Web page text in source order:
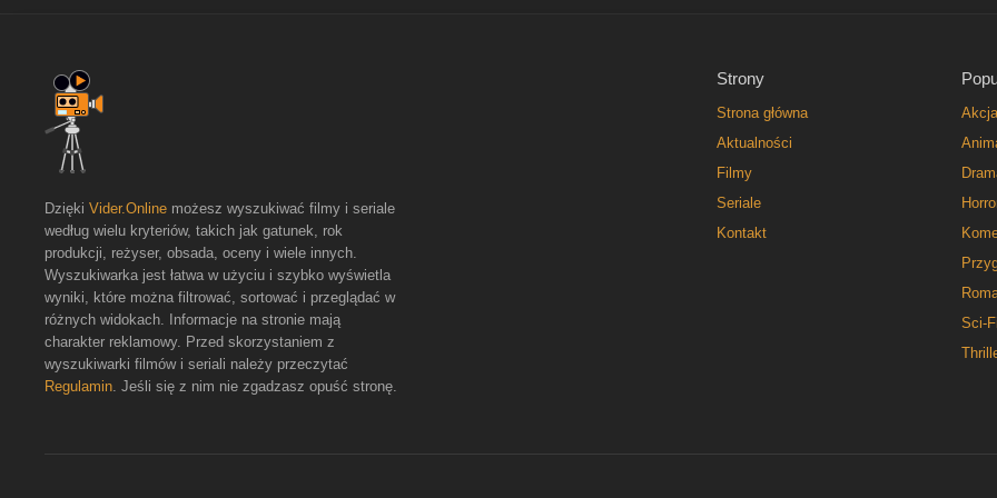
Strony
Strona główna
Aktualności
Filmy
Seriale
Kontakt
Akcja
Sci-Fi
Dzięki Vider.Online możesz wyszukiwać filmy i seriale
według wielu kryteriów, takich jak gatunek, rok
produkcji, reżyser, obsada, oceny i wiele innych.
Wyszukiwarka jest łatwa w użyciu i szybko wyświetla
wyniki, które można filtrować, sortować i przeglądać w
różnych widokach. Informacje na stronie mają
charakter reklamowy. Przed skorzystaniem z
wyszukiwarki filmów i seriali należy przeczytać
Regulamin. Jeśli się z nim nie zgadzasz opuść stronę.